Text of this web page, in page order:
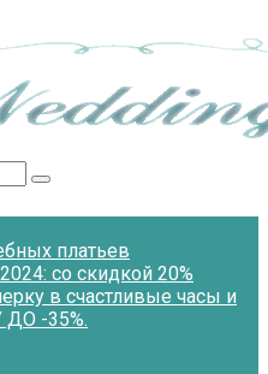
платьев
со скидкой 20%
в счастливые часы и
-35%.